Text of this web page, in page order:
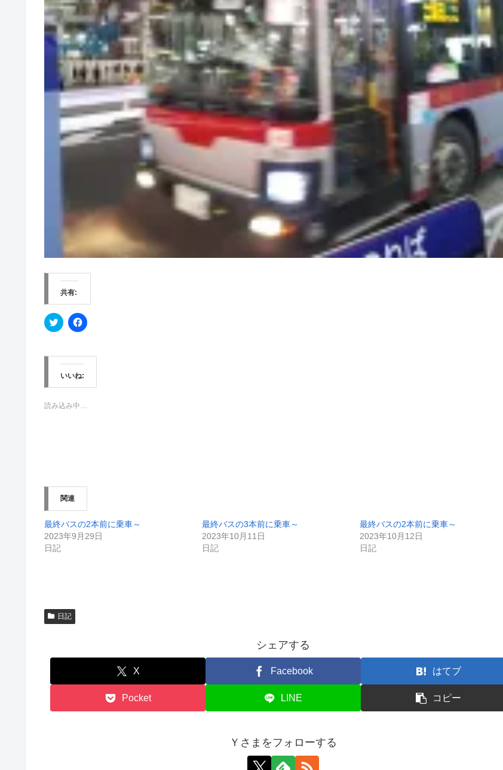
共有:
ク
リ
て
T
w
t
e
ィ
ド
開
き
ま
す
)
F
a
o
o
k
共
す
く
新
し
い
いいね:
読み込み中…
関連
最終バスの2本前に乗車～
2023年9月29日
日記
最終バスの3本前に乗車～
2023年10月11日
日記
最終バスの2本前に乗車～
2023年10月12日
日記
日記
シェアする
X Facebook はてブ
Pocket LINE コピー
Ｙさまをフォローする